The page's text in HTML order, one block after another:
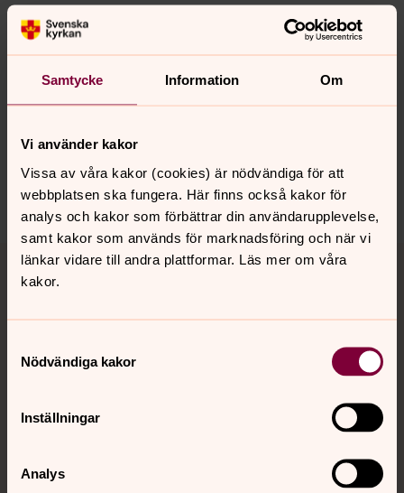
Samtycke Information Om
Vi använder kakor
Vissa av våra kakor (cookies) är nödvändiga för att
webbplatsen ska fungera. Här finns också kakor för
analys och kakor som förbättrar din användarupplevelse,
samt kakor som används för marknadsföring och när vi
länkar vidare till andra plattformar. Läs mer om våra
kakor.
Nödvändiga kakor
Inställningar
Analys
Senast ändrad 14 januari 2026
Synpunkter eller frågor på sidans
innehåll?
Tillbaka till toppen
Tillbaka till innehållet
Kalender
Hitta snabbt